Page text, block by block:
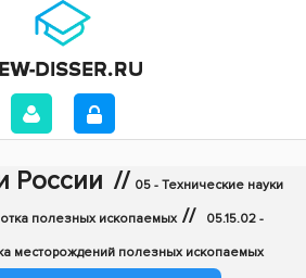
России // 05 - Технические науки
полезных ископаемых // 05.15.02 -
месторождений полезных ископаемых